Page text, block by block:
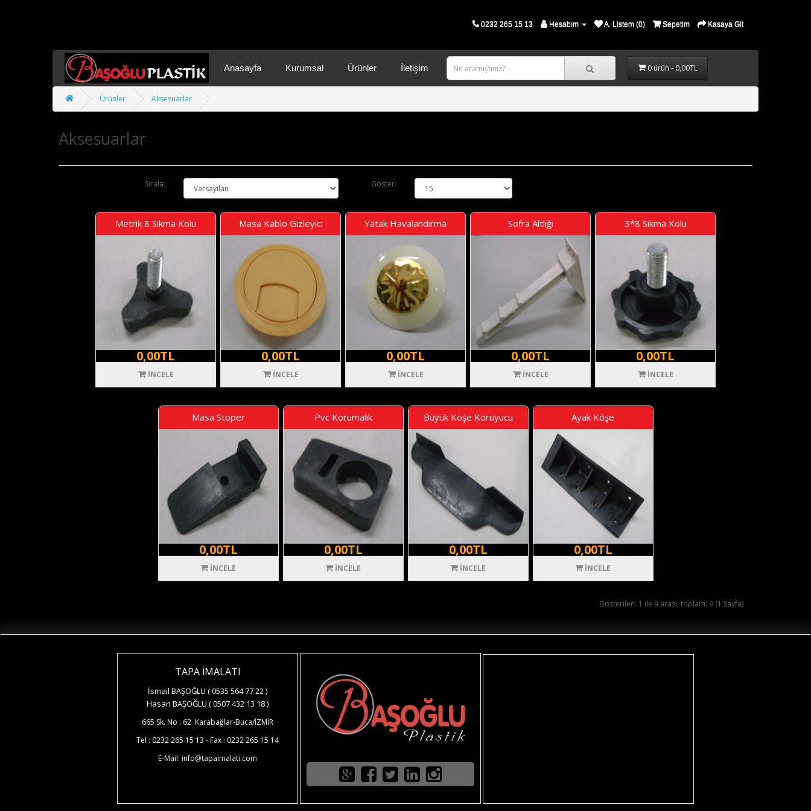
0232 265 15 13 Hesabım A. Listem (0) Sepetim Kasaya Git
Anasayfa Kurumsal Ürünler İletişim 0 ürün - 0,00TL
Ürünler Aksesuarlar
Aksesuarlar
Sırala: Göster:
Metrik 8 Sıkma Kolu
0,00TL
İNCELE
Masa Kablo Gizleyici
0,00TL
İNCELE
Yatak Havalandırma
0,00TL
İNCELE
Sofra Altlığı
0,00TL
İNCELE
3*8 Sıkma Kolu
0,00TL
İNCELE
Masa Stoper
0,00TL
İNCELE
Pvc Korumalık
0,00TL
İNCELE
Büyük Köşe Koruyucu
0,00TL
İNCELE
Ayak Köşe
0,00TL
İNCELE
Gösterilen: 1 ile 9 arası, toplam: 9 (1 Sayfa)
TAPA İMALATI
İsmail BAŞOĞLU ( 0535 564 77 22 )
Hasan BAŞOĞLU ( 0507 432 13 18 )
665 Sk. No : 62 Karabağlar-Buca/İZMİR
Tel : 0232 265 15 13 - Fax : 0232 265 15 14
E-Mail: info@tapaimalati.com